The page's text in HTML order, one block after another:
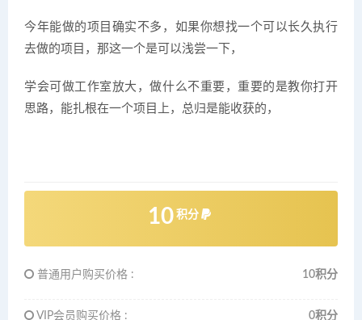
今年能做的项目确实不多，如果你想找一个可以长久执行
去做的项目，那这一个是可以浅尝一下，
学会可做工作室放大，做什么不重要，重要的是教你打开
思路，能扎根在一个项目上，总归是能收获的，
10 积分
普通用户购买价格 : 10积分
VIP会员购买价格 : 0积分